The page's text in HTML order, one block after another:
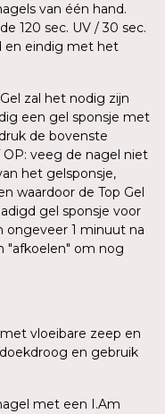
van één hand.
120 sec. UV / 30 sec.
en eindig met het
zal het nodig zijn
een gel sponsje met
de bovenste
OP: veeg de nagel niet
het gelsponsje,
waardoor de Top Gel
gel sponsje voor
ongeveer 1 minuut na
"afkoelen" om nog
vloeibare zeep en
en gebruik
met een I.Am